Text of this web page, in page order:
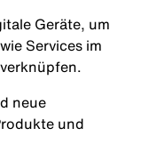
Geräte, um
Services im
neue
und